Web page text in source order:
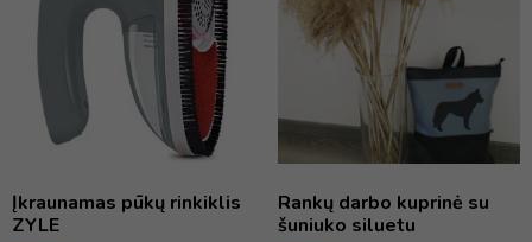
Įkraunamas pūkų rinkiklis
ZYLE
Rankų darbo kuprinė su
šuniuko siluetu